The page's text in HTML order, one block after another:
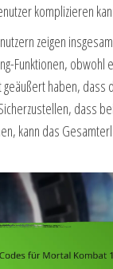
komplizieren
zeigen
Funktionen, obwohl
haben, dass
dass
kann das